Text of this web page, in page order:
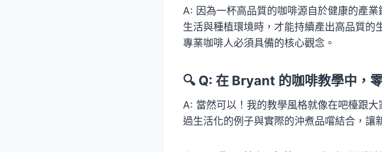
A: 因為一杯高品質的咖啡源自於健康的產
生活與種植環境時，才能持續產出高品質
專業咖啡人必須具備的核心觀念。
🔍 Q: 在 Bryant 的咖啡教學中，
A: 當然可以！我的教學風格就像在吧檯跟
過生活化的例子與實際的沖煮品嚐結合，讓